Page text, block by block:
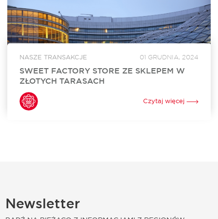
NASZE TRANSAKCJE 01 GRUDNIA, 2024
SWEET FACTORY STORE ZE SKLEPEM W
ZŁOTYCH TARASACH
Sweet Factory Store otworzył swój sklep w Złotych
Tarasach. To już 24. w Polsce i 3. w Warszawie stacjonarny
punkt sprzedaży tej niezwykle popularnej marki oferującej
Czytaj więcej
Newsletter